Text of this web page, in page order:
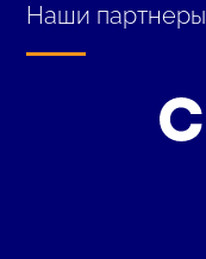
Наши партнеры